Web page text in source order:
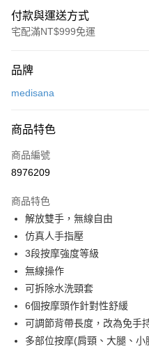
付款與運送方式
宅配滿NT$999免運
信用卡一次付款
3 期 0 利率 每期
合作金庫商業銀行
上海商業儲蓄銀行
臺灣中小企業銀行
匯豐（台灣）商業銀行
聯邦商業銀行
元大商業銀行
玉山商業銀行
台灣樂天信用卡公司
合作金庫商業銀行
上海商業儲蓄銀行
國泰世華商業銀行
匯豐（台灣）商業銀行
聯邦商業銀行
元大商業銀行
玉山商業銀行
台新國際商業銀行
即享券
LINE Pay
Apple Pay
街口支付
Google Pay
ATM付款
運送方式
品牌
medisana
商品特色
商品編號
8976209
商品特色
解放雙手，無線自由
仿真人手指壓
3段按摩強度等級
無線操作
可拆除水洗頸套
6個按摩頭作針對性舒緩
可調節背帶長度，改為免手
多部位按摩(肩頸、大腿、小